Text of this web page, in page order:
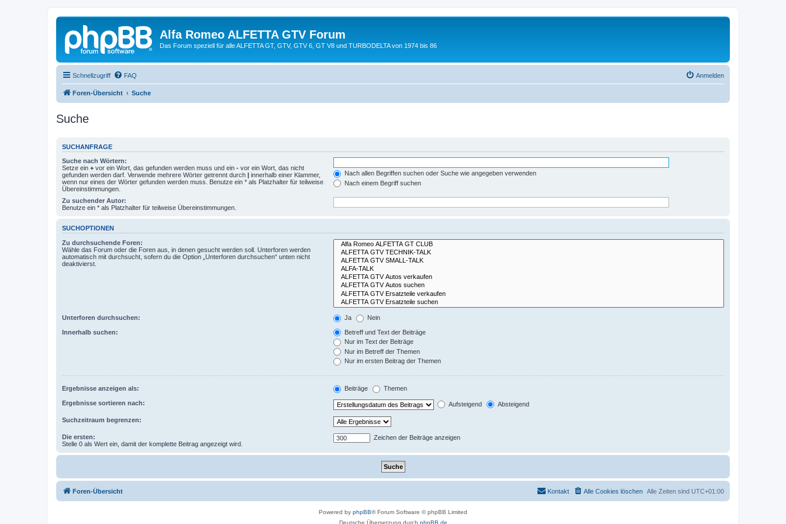
Alfa Romeo ALFETTA GTV Forum
Das Forum speziell für alle ALFETTA GT, GTV, GTV 6, GT V8 und TURBODELTA von 1974 bis 86
Schnellzugriff FAQ Anmelden
Foren-Übersicht Suche
Suche
SUCHANFRAGE
Suche nach Wörtern:
Setze ein + vor ein Wort, das gefunden werden muss und ein - vor ein Wort, das nicht
gefunden werden darf. Verwende mehrere Wörter getrennt durch | innerhalb einer Klammer,
wenn nur eines der Wörter gefunden werden muss. Benutze ein * als Platzhalter für teilweise
Übereinstimmungen.
Nach allen Begriffen suchen oder Suche wie angegeben verwenden
Nach einem Begriff suchen
Zu suchender Autor:
Benutze ein * als Platzhalter für teilweise Übereinstimmungen.
SUCHOPTIONEN
Zu durchsuchende Foren:
Wähle das Forum oder die Foren aus, in denen gesucht werden soll. Unterforen werden
automatisch mit durchsucht, sofern du die Option „Unterforen durchsuchen“ unten nicht
deaktivierst.
Unterforen durchsuchen: Ja Nein
Innerhalb suchen:
Betreff und Text der Beiträge
Nur im Text der Beiträge
Nur im Betreff der Themen
Nur im ersten Beitrag der Themen
Ergebnisse anzeigen als: Beiträge Themen
Ergebnisse sortieren nach: Aufsteigend Absteigend
Suchzeitraum begrenzen:
Die ersten:
Stelle 0 als Wert ein, damit der komplette Beitrag angezeigt wird.
Zeichen der Beiträge anzeigen
Foren-Übersicht Alle Zeiten sind UTC+01:00
Alle Cookies löschen
Kontakt
Powered by phpBB® Forum Software © phpBB Limited
Deutsche Übersetzung durch phpBB.de